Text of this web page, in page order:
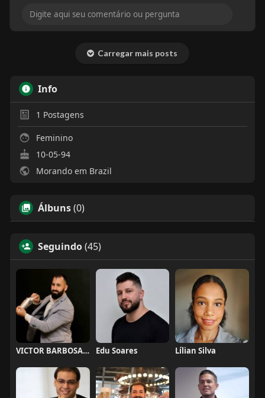
Carregar mais posts
Info
1 Postagens
Feminino
10-05-94
Morando em Brazil
Álbuns(0)
Seguindo(45)
VICTOR BARBOSA QUARANTA Edu Soares Lílian Silva